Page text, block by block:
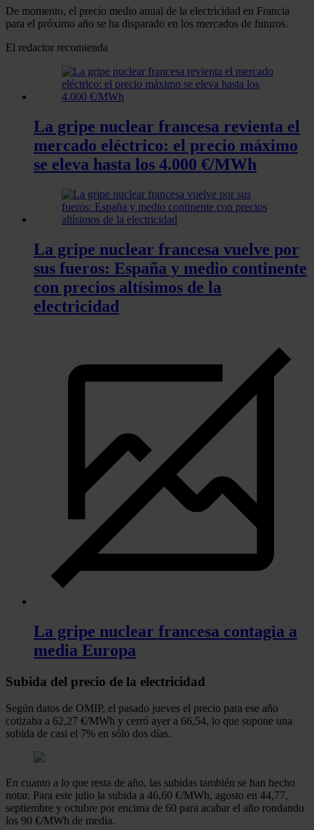
De momento, el precio medio anual de la electricidad en Francia
para el próximo año se ha disparado en los mercados de futuros.
El redactor recomienda
La gripe nuclear francesa revienta el
mercado eléctrico: el precio máximo
se eleva hasta los 4.000 €/MWh
La gripe nuclear francesa vuelve por
sus fueros: España y medio continente
con precios altísimos de la
electricidad
La gripe nuclear francesa contagia a
media Europa
Subida del precio de la electricidad
Según datos de OMIP, el pasado jueves el precio para ese año
cotizaba a 62,27 €/MWh y cerró ayer a 66,54, lo que supone una
subida de casi el 7% en sólo dos días.
En cuanto a lo que resta de año, las subidas también se han hecho
notar. Para este julio la subida a 46,60 €/MWh, agosto en 44,77,
septiembre y octubre por encima de 60 para acabar el año rondando
los 90 €/MWh de media.